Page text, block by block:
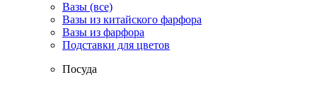
Вазы (все)
Вазы из китайского фарфора
Вазы из фарфора
Подставки для цветов
Посуда